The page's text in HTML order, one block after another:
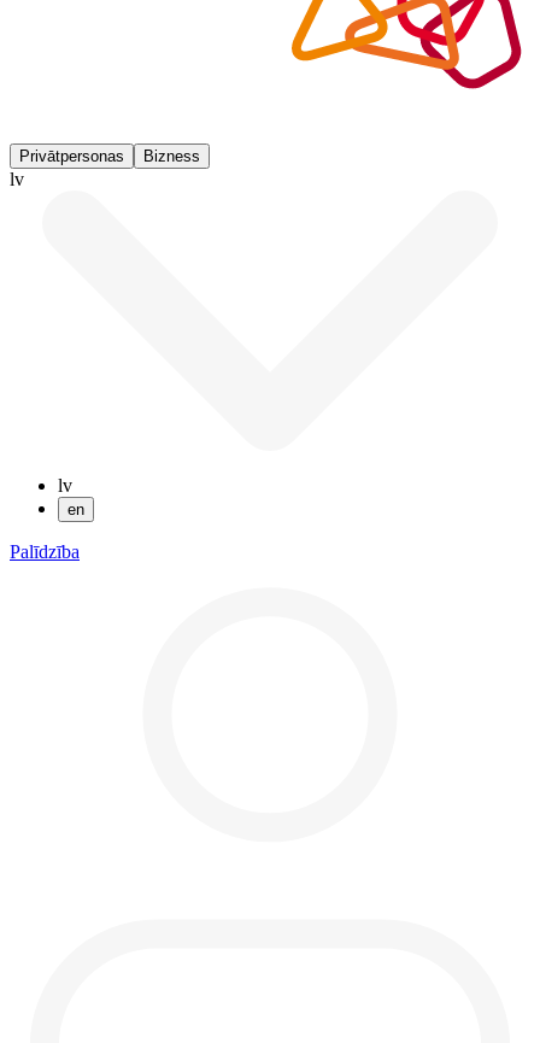
Privātpersonas Bizness
lv
lv
en
Palīdzība